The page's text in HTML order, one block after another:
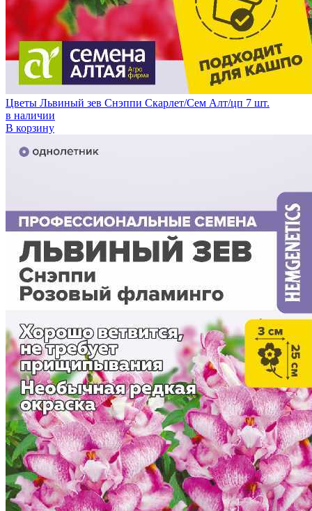
Цветы Львиный зев Снэппи Скарлет/Сем Алт/цп 7 шт.
в наличии
В корзину